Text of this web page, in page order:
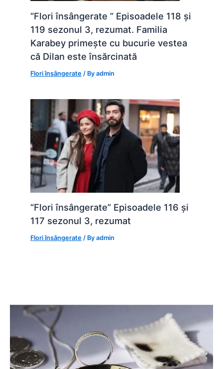
“Flori însângerate ” Episoadele 118 și
119 sezonul 3, rezumat. Familia
Karabey primește cu bucurie vestea
că Dilan este însărcinată
Flori însângerate / Byadmin
“Flori însângerate” Episoadele 116 și
117 sezonul 3, rezumat
Flori însângerate / Byadmin